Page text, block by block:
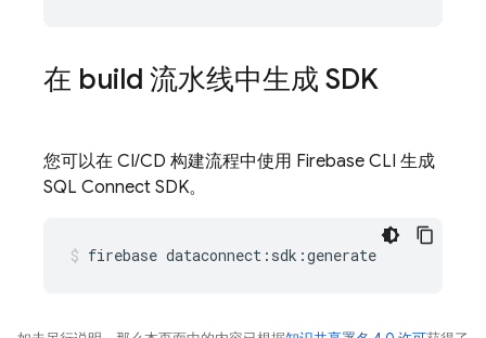
在 build 流水线中生成 SDK
您可以在 CI/CD 构建流程中使用 Firebase CLI 生成
SQL Connect SDK。
firebase dataconnect:sdk:generate